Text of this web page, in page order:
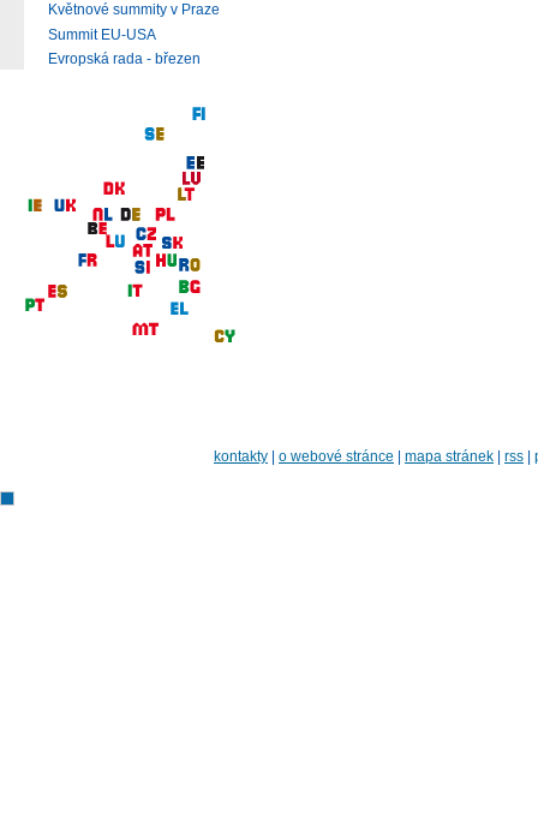
Květnové summity v Praze
Summit EU-USA
Evropská rada - březen
kontakty o webové stránce mapa stránek rss